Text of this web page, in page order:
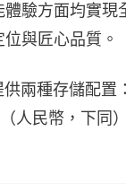
驗方面均實現
與匠心品質。
兩種存儲配置
人民幣，下同